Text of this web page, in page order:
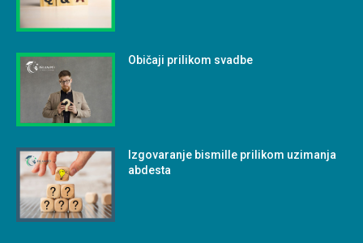
Običaji prilikom svadbe
Izgovaranje bismille prilikom uzimanja
abdesta